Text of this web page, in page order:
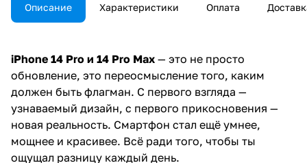
Описание Характеристики Оплата
iPhone 14 Pro и 14 Pro Max — это не просто
обновление, это переосмысление того, каким
должен быть флагман. С первого взгляда —
узнаваемый дизайн, с первого прикосновения —
новая реальность. Смартфон стал ещё умнее,
мощнее и красивее. Всё ради того, чтобы ты
ощущал разницу каждый день.